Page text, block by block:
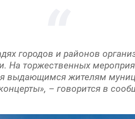
городов и районов
На торжественных
выдающимся жителям
– говорится в